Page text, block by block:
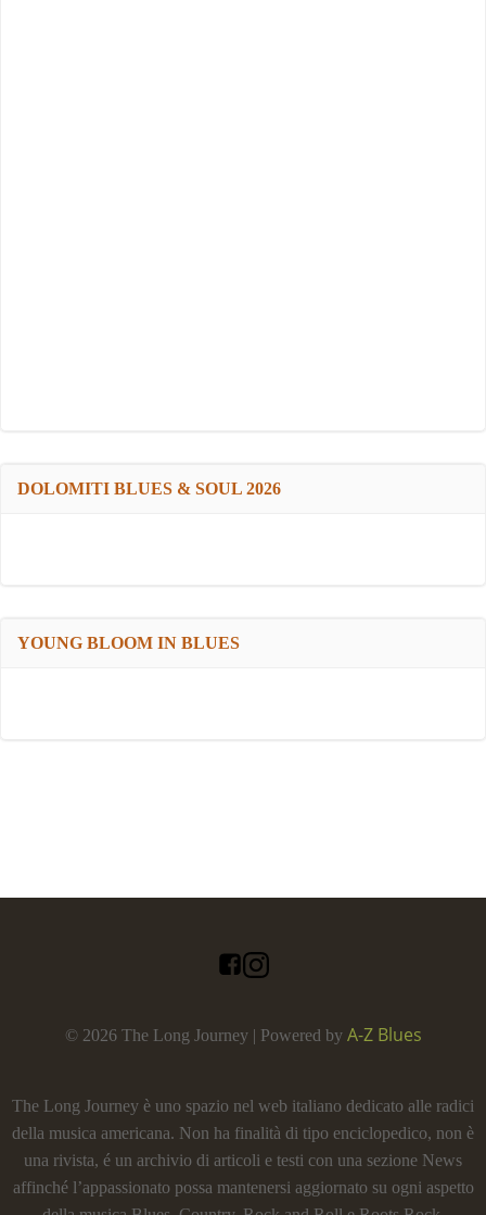
DOLOMITI BLUES & SOUL 2026
YOUNG BLOOM IN BLUES
© 2026 The Long Journey | Powered by A-Z Blues
The Long Journey è uno spazio nel web italiano dedicato alle radici
della musica americana. Non ha finalità di tipo enciclopedico, non è
una rivista, é un archivio di articoli e testi con una sezione News
affinché l’appassionato possa mantenersi aggiornato su ogni aspetto